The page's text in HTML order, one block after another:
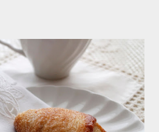
N.1 bottiglia e mezza di passata
tagliato a fette ( io chiedo al
adatto e disponibile ) N. 1
q.b. vino q.b. Pecorino
spicchio d’aglio un rametto di